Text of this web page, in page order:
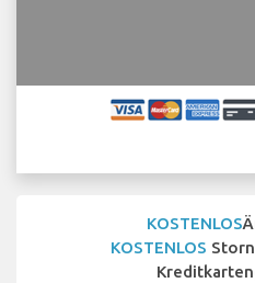
KOSTENLOS
KOSTENLOS